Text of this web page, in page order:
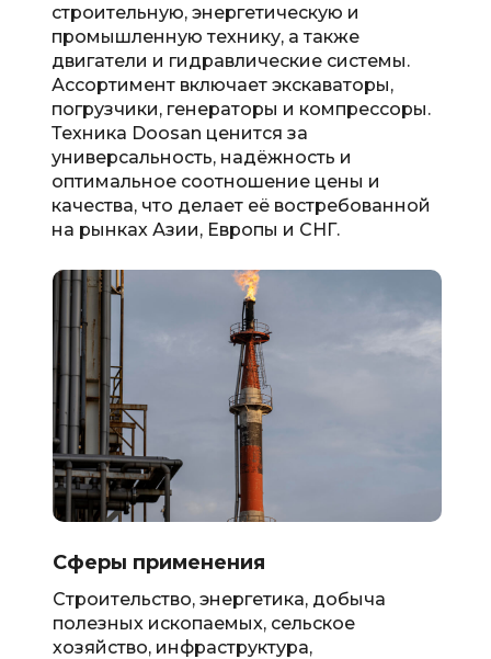
строительную, энергетическую и
промышленную технику, а также
двигатели и гидравлические системы.
Ассортимент включает экскаваторы,
погрузчики, генераторы и компрессоры.
Техника Doosan ценится за
универсальность, надёжность и
оптимальное соотношение цены и
качества, что делает её востребованной
на рынках Азии, Европы и СНГ.
Строительство, энергетика, добыча
полезных ископаемых, сельское
хозяйство, инфраструктура,
Сферы применения